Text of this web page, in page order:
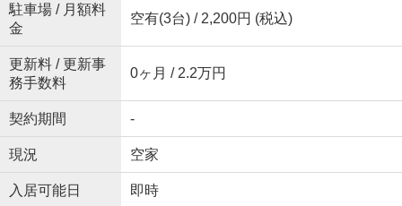
駐車場 / 月額料
金
空有(3台) / 2,200円 (税込)
更新料 / 更新事
務手数料
0ヶ月 / 2.2万円
契約期間 -
現況 空家
入居可能日 即時